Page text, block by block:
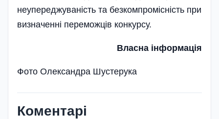
неупереджуваність та безкомпромісність при
визначенні переможців конкурсу.
Власна інформація
Фото Олександра Шустерука
Коментарі